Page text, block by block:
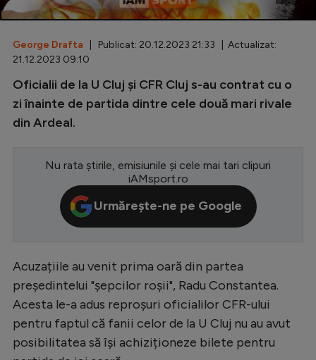
Diverse
Inedit
Europa League
Conference League
CM 2026
LaLiga
Serie A
Bundesliga
Ligue 1
George Drafta | Publicat: 20.12.2023 21:33 | Actualizat:
21.12.2023 09:10
Oficialii de la U Cluj și CFR Cluj s-au contrat cu o
zi înainte de partida dintre cele două mari rivale
din Ardeal.
Nu rata știrile, emisiunile și cele mai tari clipuri
iAMsport.ro
Urmărește-ne pe Google
Acuzațiile au venit prima oară din partea
președintelui "șepcilor roșii", Radu Constantea.
Acesta le-a adus reproșuri oficialilor CFR-ului
pentru faptul că fanii celor de la U Cluj nu au avut
posibilitatea să își achiziționeze bilete pentru